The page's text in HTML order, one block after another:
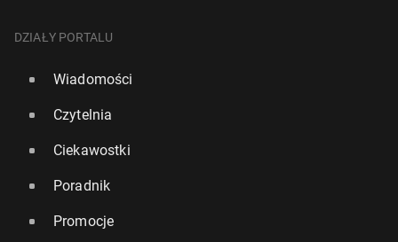
DZIAŁY PORTALU
Wiadomości
Czytelnia
Ciekawostki
Poradnik
Promocje